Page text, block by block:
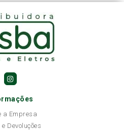
a Empresa
Devoluções